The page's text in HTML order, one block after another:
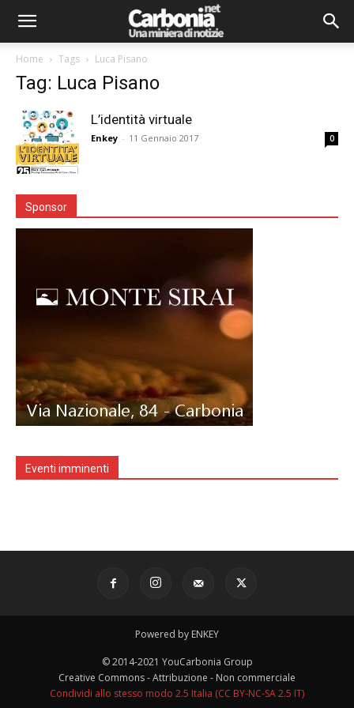
Home Tags Luca Pisano
Tag: Luca Pisano
L’identità virtuale
Enkey - 11 Gennaio 2017 0
Sponsor
Eventi imminenti
Powered by ENKEY
© 2014-2021 YouCarbonia Group
Creative Commons - Attribuzione - Non commerciale
Condividi allo stesso modo 2.5 Italia (CC BY-NC-SA 2.5 IT)